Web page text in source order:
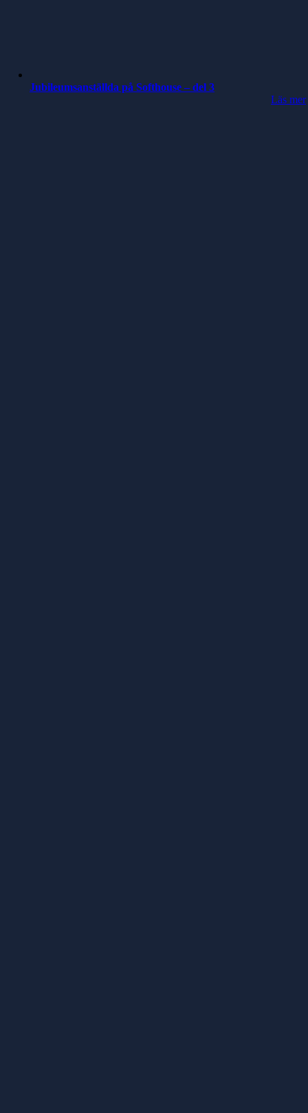
Jubileumsanställda på Softhouse – del 3
Läs mer